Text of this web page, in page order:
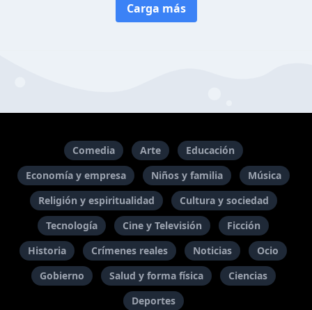
Carga más
Comedia Arte
Educación
Economía y empresa
Niños y familia
Música
Religión y espiritualidad
Cultura y sociedad
Tecnología
Cine y Televisión
Ficción
Historia
Crímenes reales Noticias
Ocio
Gobierno
Salud y forma física
Ciencias
Deportes